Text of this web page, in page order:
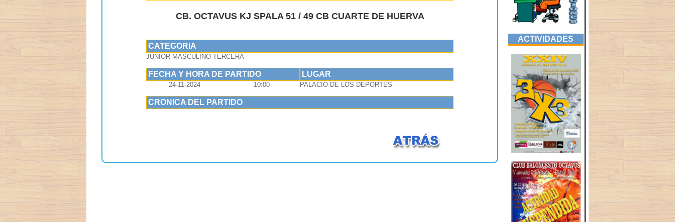
CB. OCTAVUS KJ SPALA 51 / 49 CB CUARTE DE HUERVA
CATEGORIA
JUNIOR MASCULINO TERCERA
FECHA Y HORA DE PARTIDO LUGAR
24-11-2024 10:00 PALACIO DE LOS DEPORTES
CRONICA DEL PARTIDO
ACTIVIDADES